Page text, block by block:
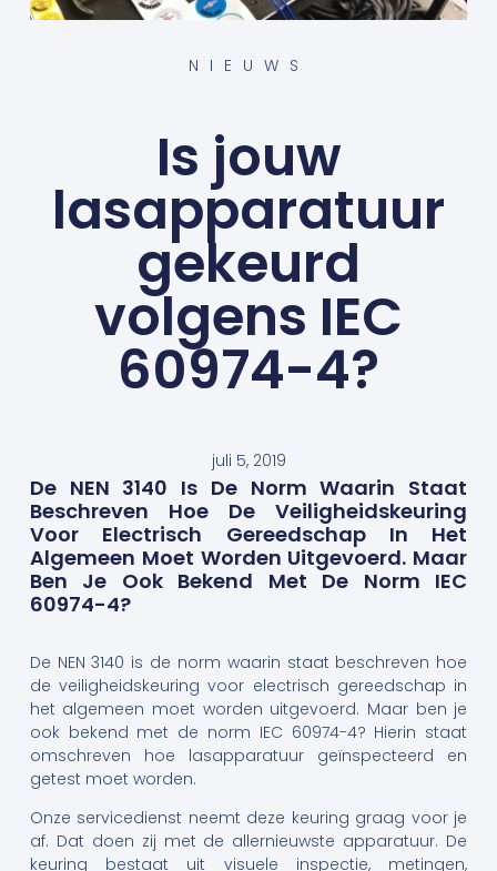
NIEUWS
Is jouw
lasapparatuur
gekeurd
volgens IEC
60974-4?
juli 5, 2019
De NEN 3140 Is De Norm Waarin Staat
Beschreven Hoe De Veiligheidskeuring
Voor Electrisch Gereedschap In Het
Algemeen Moet Worden Uitgevoerd. Maar
Ben Je Ook Bekend Met De Norm IEC
60974-4?
De NEN 3140 is de norm waarin staat beschreven hoe
de veiligheidskeuring voor electrisch gereedschap in
het algemeen moet worden uitgevoerd. Maar ben je
ook bekend met de norm IEC 60974-4? Hierin staat
omschreven hoe lasapparatuur geïnspecteerd en
getest moet worden.
Onze servicedienst neemt deze keuring graag voor je
af. Dat doen zij met de allernieuwste apparatuur. De
keuring bestaat uit visuele inspectie, metingen,